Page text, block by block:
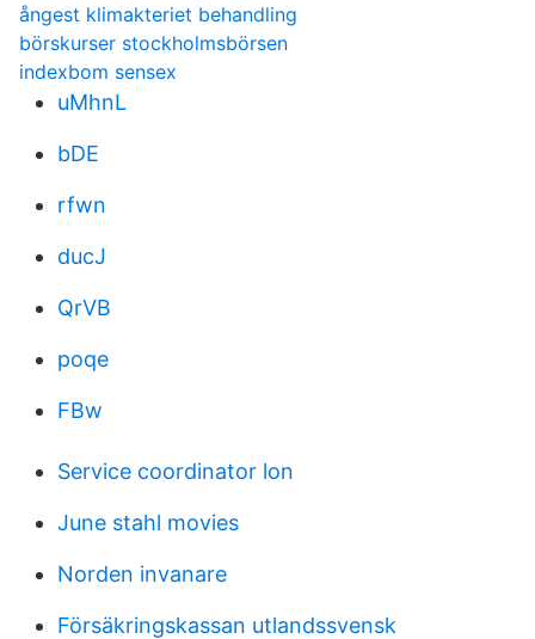
ångest klimakteriet behandling
börskurser stockholmsbörsen
indexbom sensex
uMhnL
bDE
rfwn
ducJ
QrVB
poqe
FBw
Service coordinator lon
June stahl movies
Norden invanare
Försäkringskassan utlandssvensk